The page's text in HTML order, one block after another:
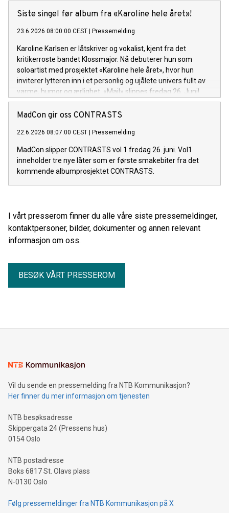
Siste singel før album fra «Karoline hele året»!
23.6.2026 08:00:00 CEST Pressemelding
Karoline Karlsen er låtskriver og vokalist, kjent fra det
kritikerroste bandet Klossmajor. Nå debuterer hun som
soloartist med prosjektet «Karoline hele året», hvor hun
inviterer lytteren inn i et personlig og ujålete univers fullt av
varme, humor og ærlighet. «Mail» slippes fredag 26. Juni!
MadCon gir oss CONTRASTS
22.6.2026 08:07:00 CEST Pressemelding
MadCon slipper CONTRASTS vol 1 fredag 26. juni. Vol1
inneholder tre nye låter som er første smakebiter fra det
kommende albumprosjektet CONTRASTS.
I vårt presserom finner du alle våre siste pressemeldinger,
kontaktpersoner, bilder, dokumenter og annen relevant
informasjon om oss.
BESØK VÅRT PRESSEROM
Vil du sende en pressemelding fra NTB Kommunikasjon?
Her finner du mer informasjon om tjenesten
NTB besøksadresse
Skippergata 24 (Pressens hus)
0154 Oslo
NTB postadresse
Boks 6817 St. Olavs plass
N-0130 Oslo
Følg pressemeldinger fra NTB Kommunikasjon på X